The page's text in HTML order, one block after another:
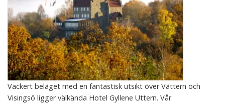
Vackert beläget med en fantastisk utsikt över Vättern och
Visingsö ligger välkända Hotel Gyllene Uttern. Vår